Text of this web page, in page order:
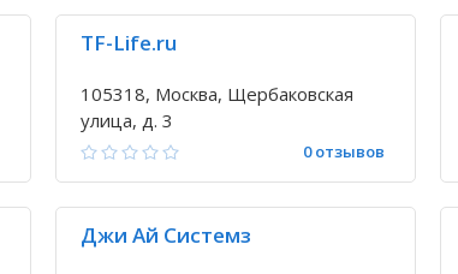
TF-Life.ru
105318, Москва, Щербаковская
улица, д. 3
0 отзывов
Джи Ай Системз